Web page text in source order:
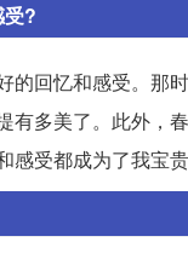
?
的回忆和感受。那
有多美了。此外，
受都成为了我宝贵